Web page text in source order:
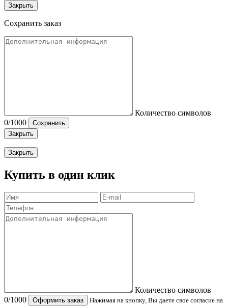
Закрыть
Сохранить заказ
Количество символов
0/1000
Сохранить
Закрыть
Закрыть
Купить в один клик
Количество символов
0/1000 Оформить заказ
Нажимая на кнопку, Вы даете свое согласие на